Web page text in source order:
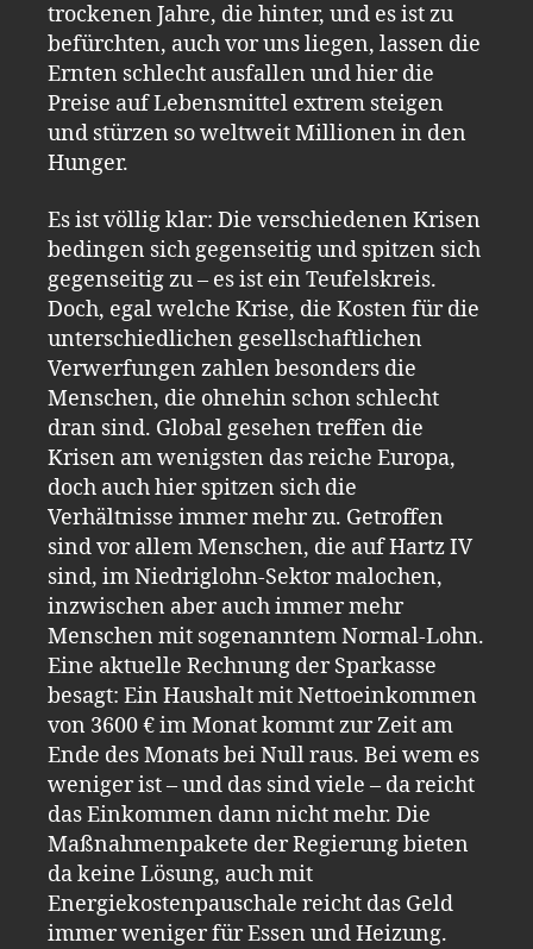
trockenen Jahre, die hinter, und es ist zu
befürchten, auch vor uns liegen, lassen die
Ernten schlecht ausfallen und hier die
Preise auf Lebensmittel extrem steigen
und stürzen so weltweit Millionen in den
Hunger.
Es ist völlig klar: Die verschiedenen Krisen
bedingen sich gegenseitig und spitzen sich
gegenseitig zu – es ist ein Teufelskreis.
Doch, egal welche Krise, die Kosten für die
unterschiedlichen gesellschaftlichen
Verwerfungen zahlen besonders die
Menschen, die ohnehin schon schlecht
dran sind. Global gesehen treffen die
Krisen am wenigsten das reiche Europa,
doch auch hier spitzen sich die
Verhältnisse immer mehr zu. Getroffen
sind vor allem Menschen, die auf Hartz IV
sind, im Niedriglohn-Sektor malochen,
inzwischen aber auch immer mehr
Menschen mit sogenanntem Normal-Lohn.
Eine aktuelle Rechnung der Sparkasse
besagt: Ein Haushalt mit Nettoeinkommen
von 3600 € im Monat kommt zur Zeit am
Ende des Monats bei Null raus. Bei wem es
weniger ist – und das sind viele – da reicht
das Einkommen dann nicht mehr. Die
Maßnahmenpakete der Regierung bieten
da keine Lösung, auch mit
Energiekostenpauschale reicht das Geld
immer weniger für Essen und Heizung.